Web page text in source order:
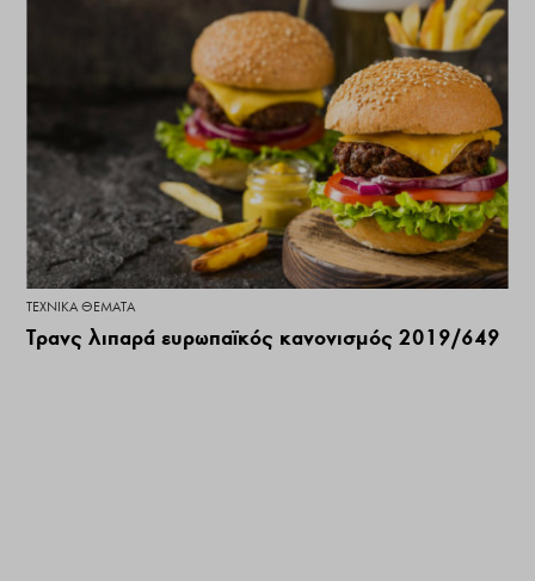
ΤΕΧΝΙΚΆ ΘΈΜΑΤΑ
Τρανς λιπαρά ευρωπαϊκός κανονισμός 2019/649